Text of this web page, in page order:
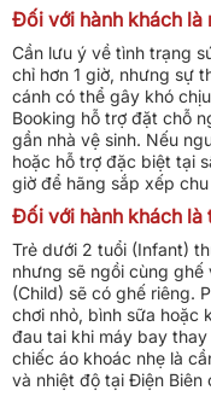
Đối với hành khách là
Cần lưu ý về tình trạng
chỉ hơn 1 giờ, nhưng sự
cánh có thể gây khó
Booking hỗ trợ đặt chỗ
gần nhà vệ sinh. Nếu
hoặc hỗ trợ đặc biệt tại
giờ để hãng sắp xếp
Đối với hành khách là
Trẻ dưới 2 tuổi (Infant)
nhưng sẽ ngồi cùng
(Child) sẽ có ghế riêng.
chơi nhỏ, bình sữa hoặc
đau tai khi máy bay
chiếc áo khoác nhẹ là
và nhiệt độ tại Điện Biên